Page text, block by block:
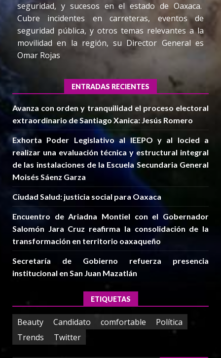
seguridad, y sucesos en el estado de Oaxaca.
Cubre incidentes en carreteras, eventos de
seguridad pública, y otros temas relevantes a la
movilidad en la región, su Director General es
Omar Rojas
ENTRADAS RECIENTES
Avanza con orden y tranquilidad el proceso electoral
extraordinario de Santiago Xanica: Jesús Romero
Exhorta Poder Legislativo al IEEPO y al Iocied a
realizar una evaluación técnica y estructural integral
de las instalaciones de la Escuela Secundaria General
Moisés Sáenz Garza
Ciudad Salud: justicia social para Oaxaca
Encuentro de Ariadna Montiel con el Gobernador
Salomón Jara Cruz reafirma la consolidación de la
transformación en territorio oaxaqueño
Secretaría de Gobierno refuerza presencia
institucional en San Juan Mazatlán
ETIQUETAS
Beauty Candidato comfortable
Política
Trends
Twitter